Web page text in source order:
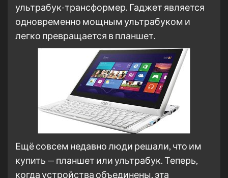
ультрабук-трансформер. Гаджет является
одновременно мощным ультрабуком и
легко превращается в планшет.
Ещё совсем недавно люди решали, что им
купить — планшет или ультрабук. Теперь,
когда устройства объединены, эта